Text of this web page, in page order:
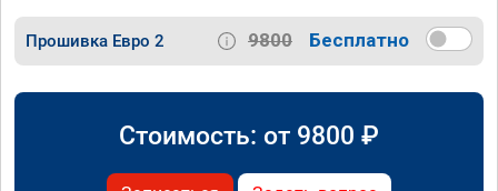
Прошивка Евро 2 9800 Бесплатно
Стоимость: от 9800 ₽